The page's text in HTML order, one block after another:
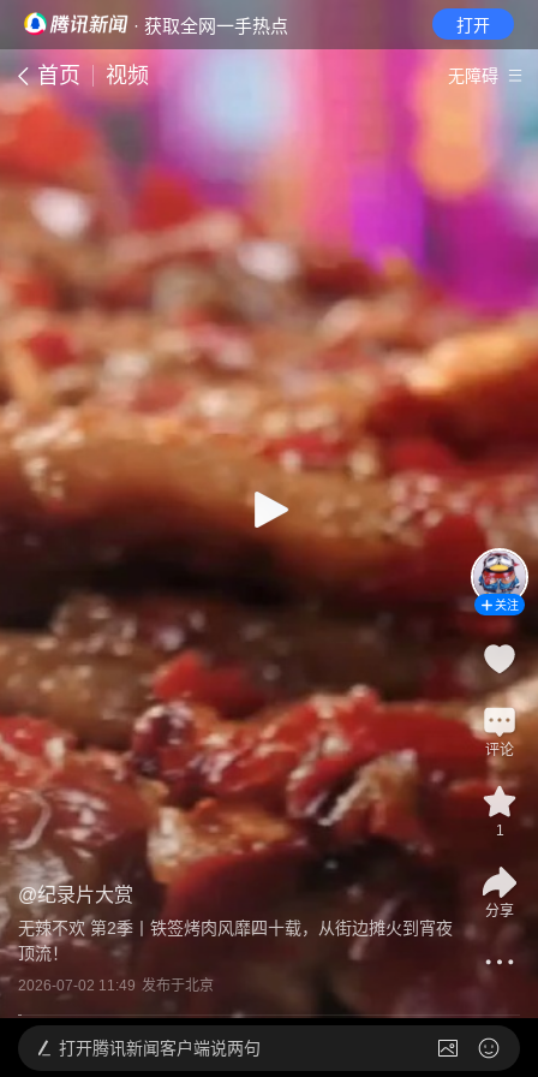
· 获取全网一手热点 打开
首页 视频 无障碍
@纪录片大赏
无辣不欢 第2季丨铁签烤肉风靡四十载，从街边摊火到宵夜
顶流！
2026-07-02 11:49 发布于北京
关注
评论
1
分享
打开腾讯新闻客户端说两句